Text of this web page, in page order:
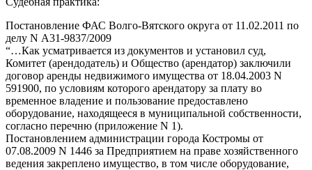
Постановление ФАС Волго-Вятского округа от 11.02.2011 по
делу N А31-9837/2009
“…Как усматривается из документов и установил суд,
Комитет (арендодатель) и Общество (арендатор) заключили
договор аренды недвижимого имущества от 18.04.2003 N
591900, по условиям которого арендатору за плату во
временное владение и пользование предоставлено
оборудование, находящееся в муниципальной собственности,
согласно перечню (приложение N 1).
Постановлением администрации города Костромы от
07.08.2009 N 1446 за Предприятием на праве хозяйственного
ведения закреплено имущество, в том числе оборудование,